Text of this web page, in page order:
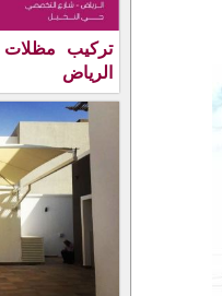
تركيب مظلات
الرياض